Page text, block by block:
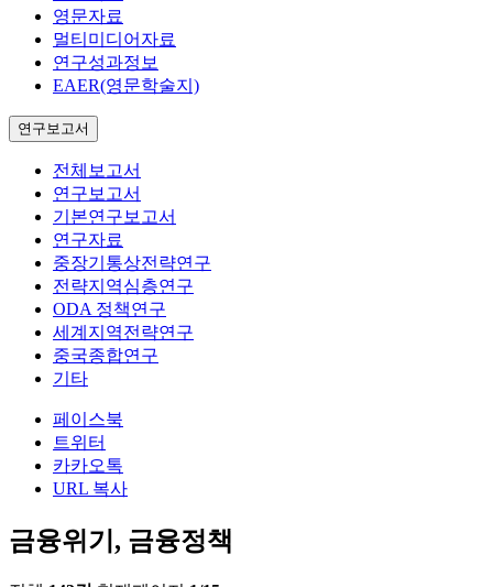
영문자료
멀티미디어자료
연구성과정보
EAER(영문학술지)
연구보고서
전체보고서
연구보고서
기본연구보고서
연구자료
중장기통상전략연구
전략지역심층연구
ODA 정책연구
세계지역전략연구
중국종합연구
기타
페이스북
트위터
카카오톡
URL 복사
금융위기, 금융정책